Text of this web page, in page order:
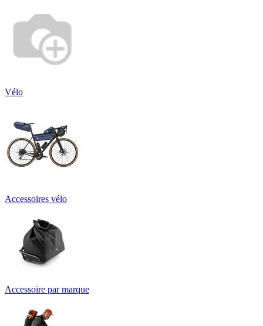
Vélo
Accessoires vélo
Accessoire par marque